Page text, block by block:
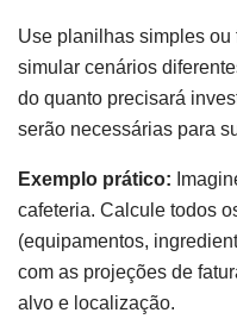
Use planilhas simples ou
simular cenários
do quanto precisará
serão necessárias para
Exemplo prático:
cafeteria. Calcule todos
(equipamentos,
com as projeções de
alvo e localização.